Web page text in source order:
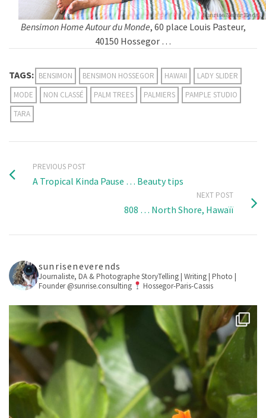
Bensimon Home Autour du Monde, 60 place Louis Pasteur,
40150 Hossegor …
TAGS: BENSIMON BENSIMON HOSSEGOR HAWAII
LADY SLIDER
MODE
NON CLASSÉ PALM TREES PALMIERS
PAMPLE STUDIO
TARA
PREVIOUS POST
A Tropical Kinda Pause … Beauty tips
NEXT POST
808 … North Shore, Hawaïï
sunriseneverends
Journaliste, DA & PhotographeStoryTelling | Writing | Photo |
Founder @sunrise.consulting
Hossegor-Paris-Cassis